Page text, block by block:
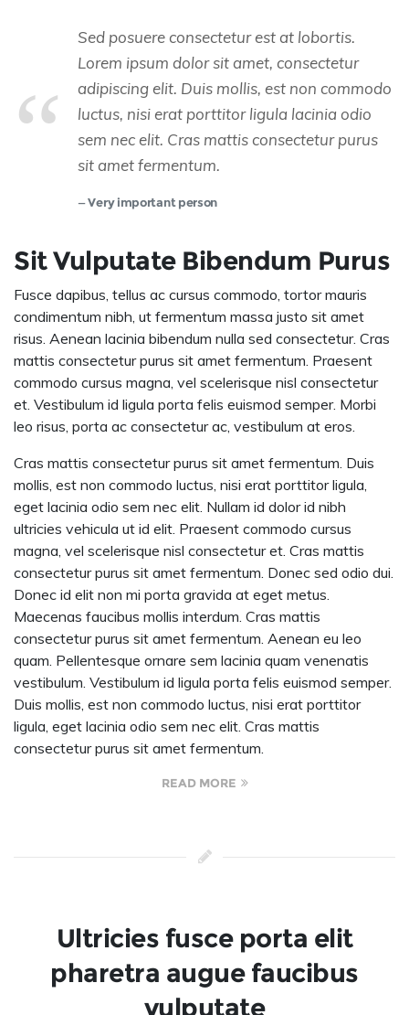
Sed posuere consectetur est at lobortis.
Lorem ipsum dolor sit amet, consectetur
adipiscing elit. Duis mollis, est non commodo
luctus, nisi erat porttitor ligula lacinia odio
sem nec elit. Cras mattis consectetur purus
sit amet fermentum.
Very important person
Sit Vulputate Bibendum Purus
Fusce dapibus, tellus ac cursus commodo, tortor mauris
condimentum nibh, ut fermentum massa justo sit amet
risus. Aenean lacinia bibendum nulla sed consectetur. Cras
mattis consectetur purus sit amet fermentum. Praesent
commodo cursus magna, vel scelerisque nisl consectetur
et. Vestibulum id ligula porta felis euismod semper. Morbi
leo risus, porta ac consectetur ac, vestibulum at eros.
Cras mattis consectetur purus sit amet fermentum. Duis
mollis, est non commodo luctus, nisi erat porttitor ligula,
eget lacinia odio sem nec elit. Nullam id dolor id nibh
ultricies vehicula ut id elit. Praesent commodo cursus
magna, vel scelerisque nisl consectetur et. Cras mattis
consectetur purus sit amet fermentum. Donec sed odio dui.
Donec id elit non mi porta gravida at eget metus.
Maecenas faucibus mollis interdum. Cras mattis
consectetur purus sit amet fermentum. Aenean eu leo
quam. Pellentesque ornare sem lacinia quam venenatis
vestibulum. Vestibulum id ligula porta felis euismod semper.
Duis mollis, est non commodo luctus, nisi erat porttitor
ligula, eget lacinia odio sem nec elit. Cras mattis
consectetur purus sit amet fermentum.
READ MORE
Ultricies fusce porta elit
pharetra augue faucibus
vulputate